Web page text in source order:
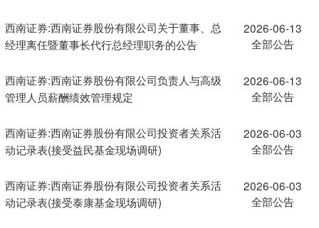
西南证券:西南证券股份有限公司关于董事、总
经理离任暨董事长代行总经理职务的公告
2026-06-13
全部公告
西南证券:西南证券股份有限公司负责人与高级
管理人员薪酬绩效管理规定
2026-06-13
全部公告
西南证券:西南证券股份有限公司投资者关系活
动记录表(接受益民基金现场调研)
2026-06-03
全部公告
西南证券:西南证券股份有限公司投资者关系活
动记录表(接受泰康基金现场调研)
2026-06-03
全部公告